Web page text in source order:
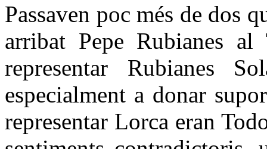
Passaven poc més de dos
arribat Pepe Rubianes al
representar Rubianes
especialment a donar
representar Lorca eran